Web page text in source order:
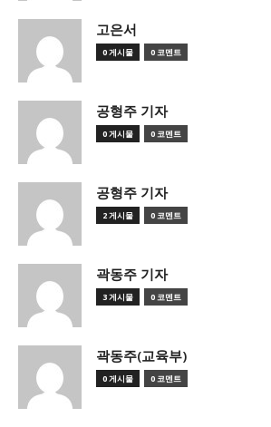
고은서
0 게시물 0 코멘트
공형주 기자
0 게시물 0 코멘트
공형주 기자
2 게시물 0 코멘트
곽동주 기자
3 게시물 0 코멘트
곽동주(교육부)
0 게시물 0 코멘트